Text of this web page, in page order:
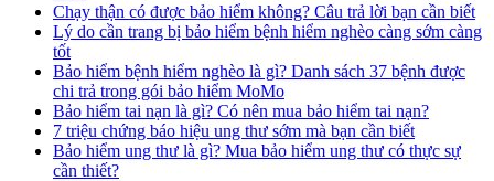
Chạy thận có được bảo hiểm không? Câu trả lời bạn cần biết
Lý do cần trang bị bảo hiểm bệnh hiểm nghèo càng sớm càng
tốt
Bảo hiểm bệnh hiểm nghèo là gì? Danh sách 37 bệnh được
chi trả trong gói bảo hiểm MoMo
Bảo hiểm tai nạn là gì? Có nên mua bảo hiểm tai nạn?
7 triệu chứng báo hiệu ung thư sớm mà bạn cần biết
Bảo hiểm ung thư là gì? Mua bảo hiểm ung thư có thực sự
cần thiết?